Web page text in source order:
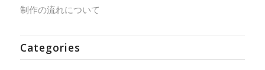
制作の流れについて
Categories